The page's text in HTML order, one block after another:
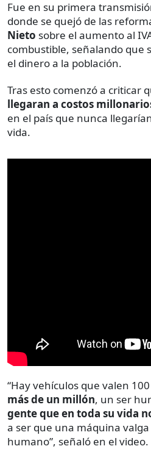
Fue en su primera
donde se quejó de las
Nieto sobre el aumento al
combustible, señalando que
el dinero a la población.
Tras esto comenzó a criticar
llegaran a costos
en el país que nunca
vida.
“Hay vehículos que valen
más de un millón, un ser
gente que en toda su vida
a ser que una máquina
humano”, señaló en el video.